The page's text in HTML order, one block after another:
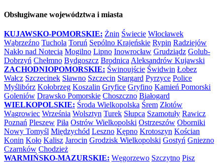
Obsługiwane województwa i miasta
KUJAWSKO-POMORSKIE: Żnin Świecie Włocławek
Wąbrzeźno Tuchola Toruń Sępólno Krajeńskie Rypin Radziejów
Nakło nad Notecią Mogilno Lipno Inowrocław Grudziądz Golub-
Dobrzyń Chełmno Bydgoszcz Brodnica Aleksandrów Kujawski
ZACHODNIOPOMORSKIE: Świnoujście Świdwin Łobez
Wałcz Szczecinek Sławno Szczecin Stargard Pyrzyce Police
Myślibórz Kołobrzeg Koszalin Gryfice Gryfino Kamień Pomorski
Goleniów Drawsko Pomorskie Choszczno Białogard
WIELKOPOLSKIE: Środa Wielkopolska Śrem Złotów
Wągrowiec Września Wolsztyn Turek Słupca Szamotuły Rawicz
Poznań Pleszew Piła Ostrów Wielkopolski Ostrzeszów Oborniki
Nowy Tomyśl Międzychód Leszno Kępno Krotoszyn Kościan
Konin Koło Kalisz Jarocin Grodzisk Wielkopolski Gostyń Gniezno
Czarnków Chodzież
WARMIŃSKO-MAZURSKIE: Węgorzewo Szczytno Pisz